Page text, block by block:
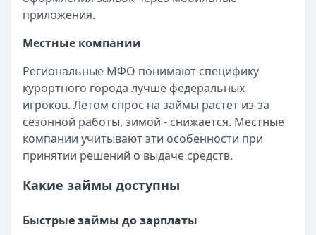
приложения.
Местные компании
Региональные МФО понимают специфику
курортного города лучше федеральных
игроков. Летом спрос на займы растет из-за
сезонной работы, зимой - снижается. Местные
компании учитывают эти особенности при
принятии решений о выдаче средств.
Какие займы доступны
Быстрые займы до зарплаты